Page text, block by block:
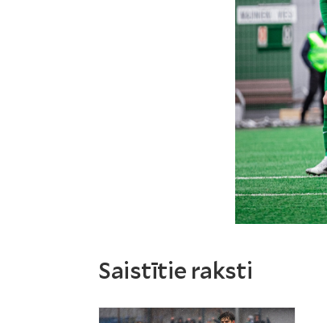
Saistītie raksti